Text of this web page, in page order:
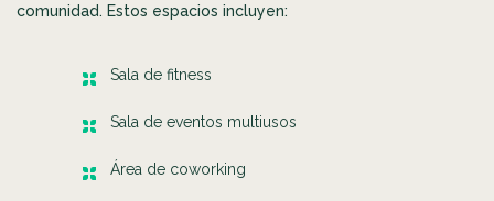
comunidad. Estos espacios incluyen:
Sala de fitness
Sala de eventos multiusos
Área de coworking